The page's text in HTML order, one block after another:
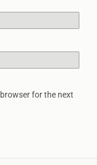
for the next